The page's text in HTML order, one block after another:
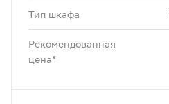
Тип шкафа
Рекомендованная
цена*